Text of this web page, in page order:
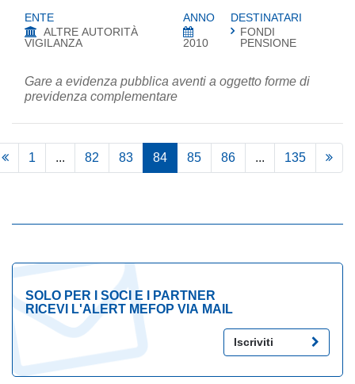
ENTE
ALTRE AUTORITÀ
VIGILANZA
ANNO
2010
DESTINATARI
FONDI
PENSIONE
Gare a evidenza pubblica aventi a oggetto forme di
previdenza complementare
1 ... 82 83 84 85 86 ... 135
SOLO PER I SOCI E I PARTNER
RICEVI L'ALERT MEFOP VIA MAIL
Iscriviti